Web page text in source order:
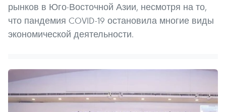
рынков в Юго-Восточной Азии, несмотря на то,
что пандемия COVID-19 остановила многие виды
экономической деятельности.